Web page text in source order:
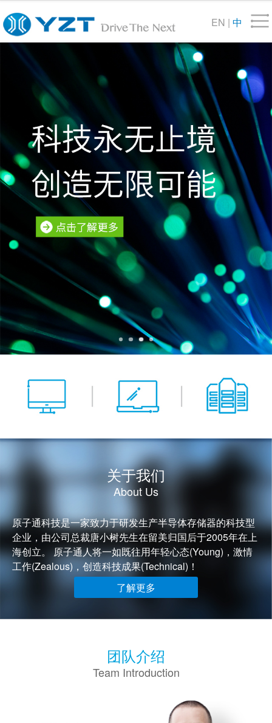
EN | 中
关于我们
About Us
原子通科技是一家致力于研发生产半导体存储器的科技型
企业，由公司总裁唐小树先生在留美归国后于2005年在上
海创立。 原子通人将一如既往用年轻心态(Young)，激情
工作(Zealous)，创造科技成果(Technical)！
了解更多
团队介绍
Team Introduction